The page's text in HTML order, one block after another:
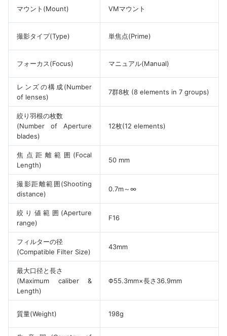
マウント(Mount) VMマウント
撮影タイプ(Type) 単焦点(Prime)
フォーカス(Focus) マニュアル(Manual)
レンズの構成(Number
of lenses)
7群8枚 (8 elements in 7 groups)
絞り羽根の枚数
(Number of Aperture
blades)
12枚(12 elements)
焦点距離範囲(Focal
Length)
50 mm
撮影距離範囲(Shooting
distance)
0.7m～∞
絞り値範囲(Aperture
range)
F16
フィルターの径
(Compatible Filter Size)
43mm
最大口径と長さ
(Maximum caliber &
Length)
Φ55.3mm×長さ36.9mm
質量(Weight) 198g